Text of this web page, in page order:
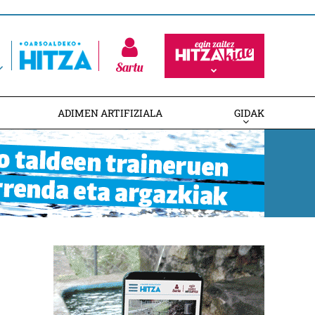
Sartu
ADIMEN ARTIFIZIALA GIDAK